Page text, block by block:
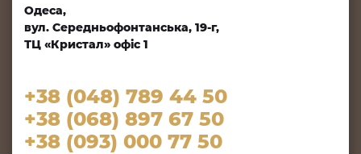
Одеса,
вул. Середньофонтанська, 19-г,
ТЦ «Кристал» офіс 1
+38 (048) 789 44 50
+38 (068) 897 67 50
+38 (093) 000 77 50